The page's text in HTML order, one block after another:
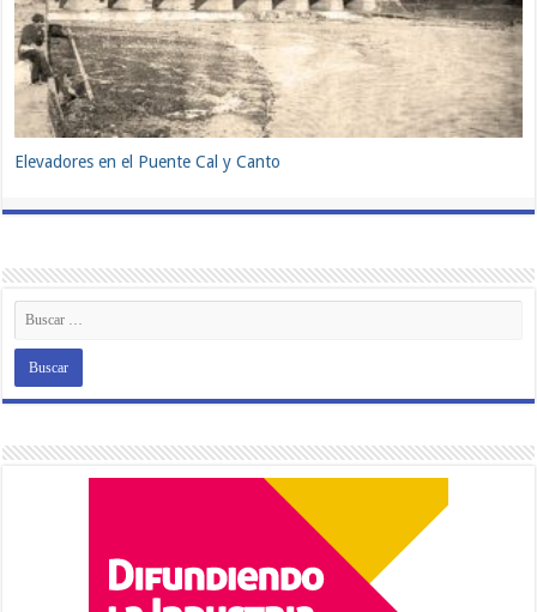
Elevadores en el Puente Cal y Canto